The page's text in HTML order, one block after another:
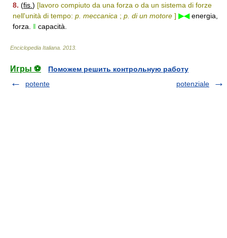
8. (fis. ) [lavoro compiuto da una forza o da un sistema di forze
nell'unità di tempo: p. meccanica ; p. di un motore ] ▶◀energia,
forza. ‖ capacità.
Enciclopedia Italiana 2013
Игры ⚽
Поможем решить контрольную работу
potente
potenziale